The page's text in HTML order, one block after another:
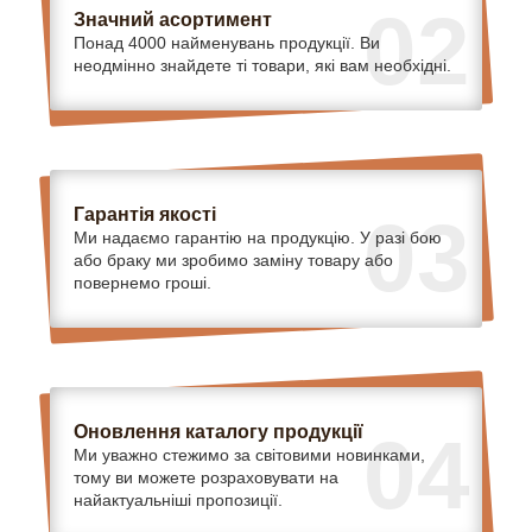
02
Значний асортимент
Понад 4000 найменувань продукції. Ви
неодмінно знайдете ті товари, які вам необхідні.
03
Гарантія якості
Ми надаємо гарантію на продукцію. У разі бою
або браку ми зробимо заміну товару або
повернемо гроші.
04
Оновлення каталогу продукції
Ми уважно стежимо за світовими новинками,
тому ви можете розраховувати на
найактуальніші пропозиції.